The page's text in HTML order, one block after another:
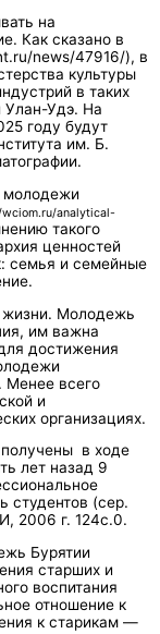
на
Как сказано в
news/47916/), в
культуры
в таких
Улан-Удэ. На
году будут
им. Б.
молодежи
analytical-
такого
ценностей
семья и семейные
жизни. Молодежь
им важна
достижения
Менее всего
и
организациях.
в ходе
лет назад 9
студентов (сер.
2006 г. 124с.0.
Бурятии
старших и
воспитания
отношение к
к старикам —